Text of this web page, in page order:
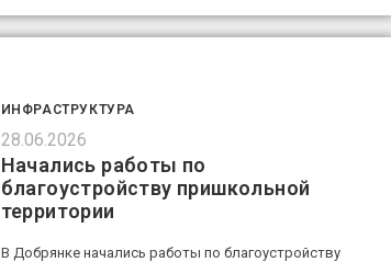
ИНФРАСТРУКТУРА
28.06.2026
Начались работы по
благоустройству пришкольной
территории
В Добрянке начались работы по благоустройству